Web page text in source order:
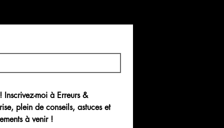
$
Inscrivez-moi à Erreurs &
, plein de conseils, astuces et
à venir !